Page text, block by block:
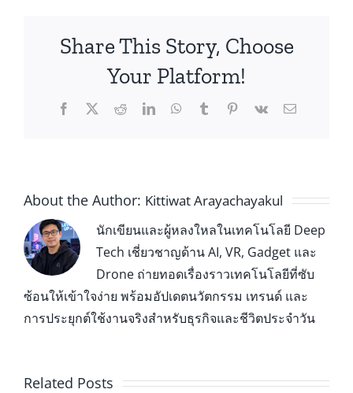
Share This Story, Choose
Your Platform!
About the Author: Kittiwat Arayachayakul
นักเขียนและผู้หลงใหลในเทคโนโลยี Deep
Tech เชี่ยวชาญด้าน AI, VR, Gadget และ
Drone ถ่ายทอดเรื่องราวเทคโนโลยีที่ซับ
ซ้อนให้เข้าใจง่าย พร้อมอัปเดตนวัตกรรม เทรนด์ และ
การประยุกต์ใช้งานจริงสำหรับธุรกิจและชีวิตประจำวัน
Related Posts